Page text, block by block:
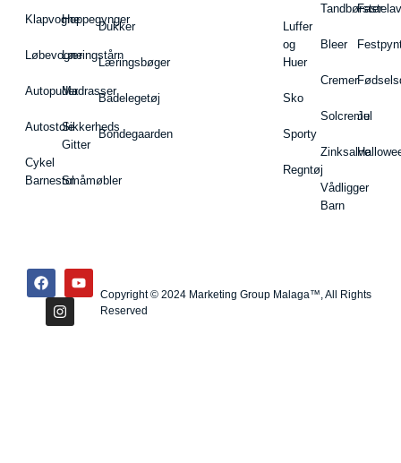
Klapvogne
Løbevogne
Autopuder
Autostole
Cykel
Barnestol
Hoppegynger
Læringstårn
Madrasser
Sikkerheds
Gitter
Småmøbler
Dukker
Læringsbøger
Badelegetøj
Bondegaarden
Luffer
og
Huer
Sko
Sporty
Regntøj
Tandbørster
Bleer
Cremer
Solcreme
Zinksalve
Vådligger
Barn
Jul
Copyright © 2024 Marketing Group Malaga™, All Rights
Reserved